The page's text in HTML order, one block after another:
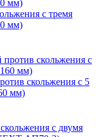
с тремя
мм)
скольжения с 5
мм)